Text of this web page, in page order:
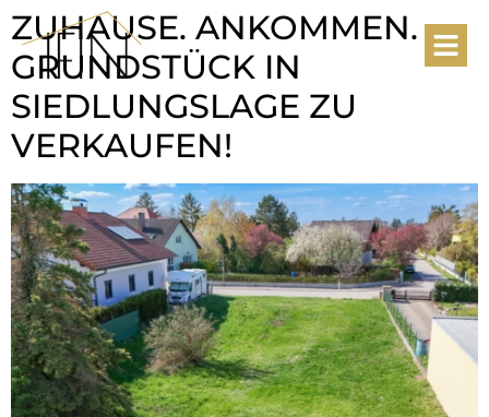
ZUHAUSE. ANKOMMEN. –
GRUNDSTÜCK IN
SIEDLUNGSLAGE ZU
VERKAUFEN!